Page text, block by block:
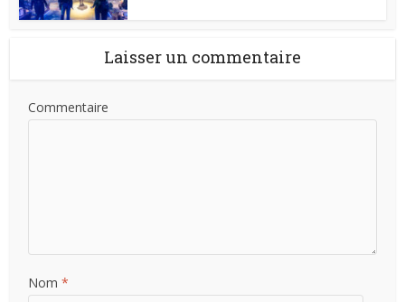
Laisser un commentaire
Commentaire
Nom*